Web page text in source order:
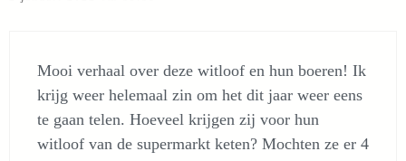
Mooi verhaal over deze witloof en hun boeren! Ik
krijg weer helemaal zin om het dit jaar weer eens
te gaan telen. Hoeveel krijgen zij voor hun
witloof van de supermarkt keten? Mochten ze er 4